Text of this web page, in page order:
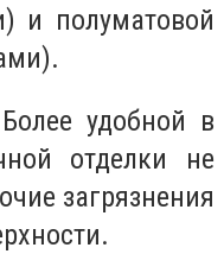
и полуматовой
удобной в
отделки не
загрязнения